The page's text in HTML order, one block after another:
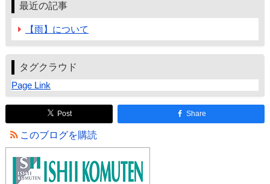
最近の記事
【雨】について
タグクラウド
Page Link
Post Share
このブログを購読